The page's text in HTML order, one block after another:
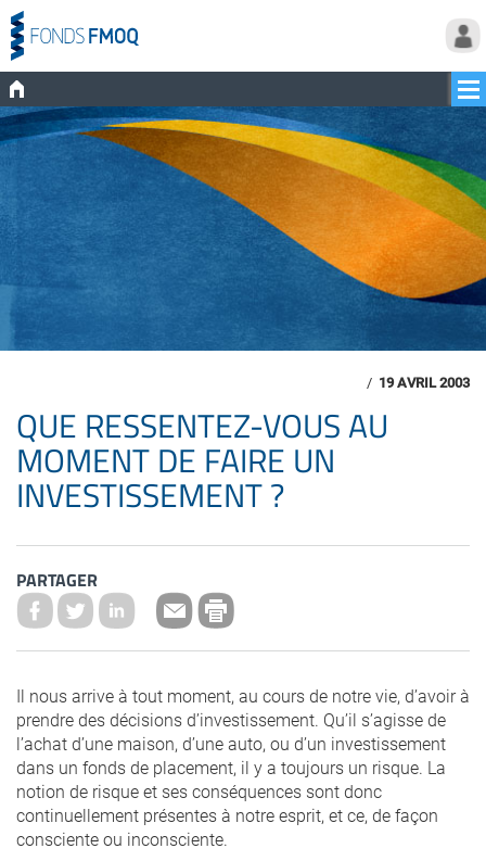
/ 19 AVRIL 2003
QUE RESSENTEZ-VOUS AU
MOMENT DE FAIRE UN
INVESTISSEMENT ?
PARTAGER
Il nous arrive à tout moment, au cours de notre vie, d’avoir à
prendre des décisions d’investissement. Qu’il s’agisse de
l’achat d’une maison, d’une auto, ou d’un investissement
dans un fonds de placement, il y a toujours un risque. La
notion de risque et ses conséquences sont donc
continuellement présentes à notre esprit, et ce, de façon
consciente ou inconsciente.